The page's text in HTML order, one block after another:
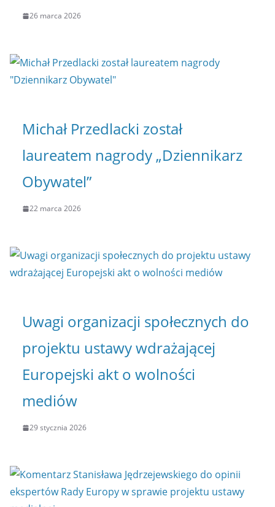
26 marca 2026
Michał Przedlacki został
laureatem nagrody „Dziennikarz
Obywatel”
22 marca 2026
Uwagi organizacji społecznych do
projektu ustawy wdrażającej
Europejski akt o wolności
mediów
29 stycznia 2026